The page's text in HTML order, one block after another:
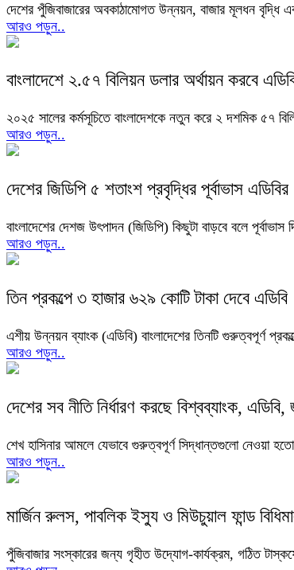
দেশের পুঁজিবাজারের অবকাঠামোগত উন্নয়ন, বাজার মূলধন বৃদ্ধি
আরও পড়ুন..
বাংলাদেশে ২.৫৭ বিলিয়ন ডলার অর্থায়ন করবে
২০২৫ সালের কর্মসূচিতে বাংলাদেশকে নতুন করে ২ দশমিক ৫৭
আরও পড়ুন..
দেশের জিডিপি ৫ শতাংশ প্রবৃদ্ধির পূর্বাভাস এডিবির
বাংলাদেশের দেশজ উৎপাদন (জিডিপি) কিছুটা বাড়বে বলে
আরও পড়ুন..
তিন প্রকল্পে ৩ হাজার ৬২৯ কোটি টাকা দেবে এডিবি
এশীয় উন্নয়ন ব্যাংক (এডিবি) বাংলাদেশের তিনটি গুরুত্বপূর্ণ
আরও পড়ুন..
দেশের সব নীতি নির্ধারণ করছে বিশ্বব্যাংক,
শেখ হাসিনার আমলে যেভাবে গুরুত্বপূর্ণ সিদ্ধান্তগুলো নেওয়া
আরও পড়ুন..
মার্জিন রুলস, পাবলিক ইস্যু ও মিউচুয়াল ফান্ড
পুঁজিবাজার সংস্কারের জন্য গৃহীত উদ্যোগ-কার্যক্রম, গঠিত